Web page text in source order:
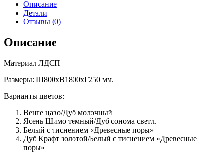
Описание
Детали
Отзывы (0)
Описание
Материал ЛДСП
Размеры: Ш800хВ1800хГ250 мм.
Варианты цветов:
Венге цаво/Дуб молочный
Ясень Шимо темный/Дуб сонома светл.
Белый с тиснением «Древесные поры»
Дуб Крафт золотой/Белый с тиснением «Древесные
поры»